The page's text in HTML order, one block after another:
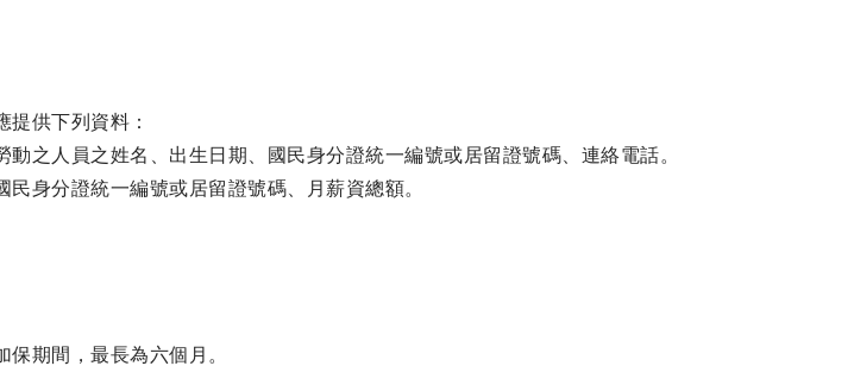
供下列資料：
之人員之姓名、出生日期、國民身分證統一編號或居留證號碼、連絡電話。
身分證統一編號或居留證號碼、月薪資總額。
期間，最長為六個月。